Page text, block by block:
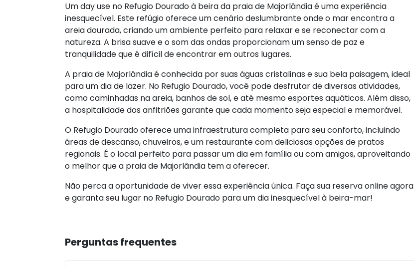
Um day use no Refugio Dourado à beira da praia de Majorlândia é uma experiência
inesquecível. Este refúgio oferece um cenário deslumbrante onde o mar encontra a
areia dourada, criando um ambiente perfeito para relaxar e se reconectar com a
natureza. A brisa suave e o som das ondas proporcionam um senso de paz e
tranquilidade que é difícil de encontrar em outros lugares.
A praia de Majorlândia é conhecida por suas águas cristalinas e sua bela paisagem, ideal
para um dia de lazer. No Refugio Dourado, você pode desfrutar de diversas atividades,
como caminhadas na areia, banhos de sol, e até mesmo esportes aquáticos. Além disso,
a hospitalidade dos anfitriões garante que cada momento seja especial e memorável.
O Refugio Dourado oferece uma infraestrutura completa para seu conforto, incluindo
áreas de descanso, chuveiros, e um restaurante com deliciosas opções de pratos
regionais. É o local perfeito para passar um dia em família ou com amigos, aproveitando
o melhor que a praia de Majorlândia tem a oferecer.
Não perca a oportunidade de viver essa experiência única. Faça sua reserva online agora
e garanta seu lugar no Refugio Dourado para um dia inesquecível à beira-mar!
Perguntas frequentes